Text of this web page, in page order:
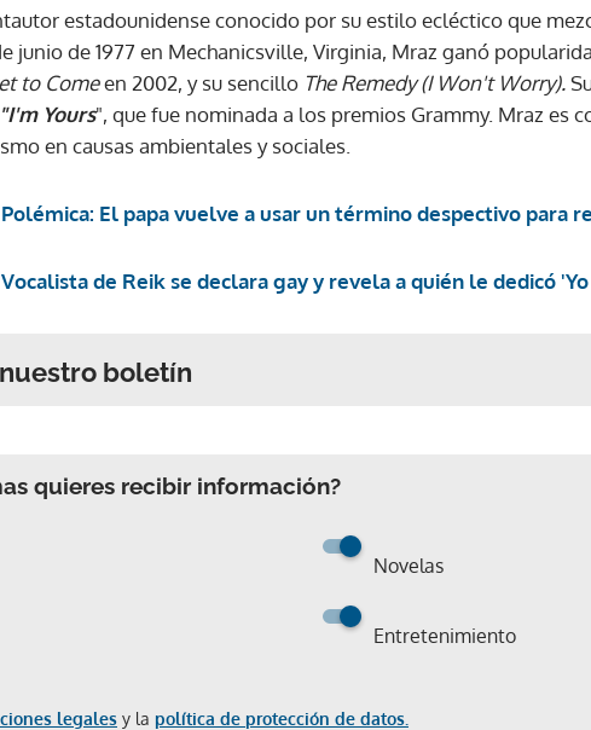
estadounidense conocido por su estilo ecléctico que
junio de 1977 en Mechanicsville, Virginia, Mraz ganó
to Comeen 2002, y su sencillo The Remedy (I Won't Worry).
"I'm Yours", que fue nominada a los premios Grammy. Mraz es
en causas ambientales y sociales.
Polémica: El papa vuelve a usar un término despectivo para
Vocalista de Reik se declara gay y revela a quién le dedicó
boletín
quieres recibir información?
Novelas
Entretenimiento
legales y la política de protección de datos.